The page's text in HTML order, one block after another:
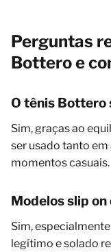
Perguntas
Bottero e
O tênis Bottero
Sim, graças ao
ser usado tanto
momentos casuais.
Modelos slip
Sim,
legítimo e solado